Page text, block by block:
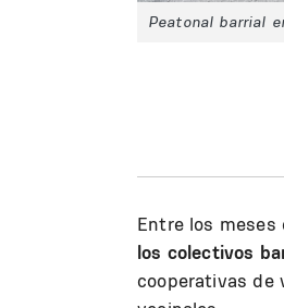
Peatonal barrial
Entre los
los colectivos
cooperativas de